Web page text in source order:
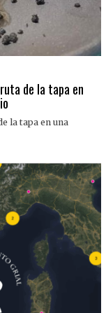
de la tapa en
la tapa en una